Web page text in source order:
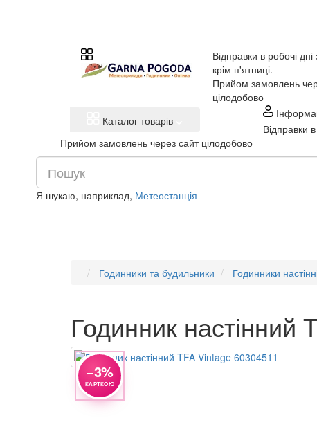
Відправки в робочі
крім п'ятниці.
Прийом замовлень
цілодобово
Каталог товарів
Відправки
Прийом замовлень через сайт цілодобово
Я шукаю, наприклад, Метеостанція
Годинники та будильники
Годинники
Годинник настінний
−3%
КАРТКОЮ